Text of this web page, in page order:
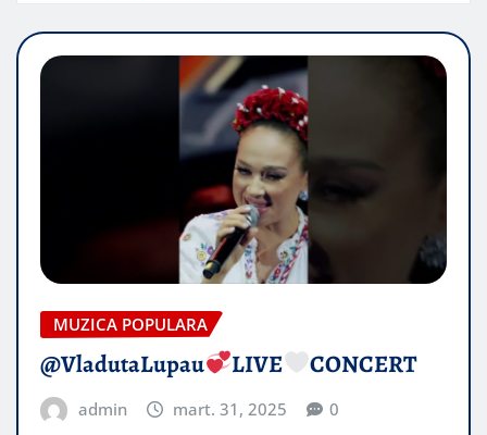
MUZICA POPULARA
@VladutaLupau LIVE CONCERT
admin mart. 31, 2025 0